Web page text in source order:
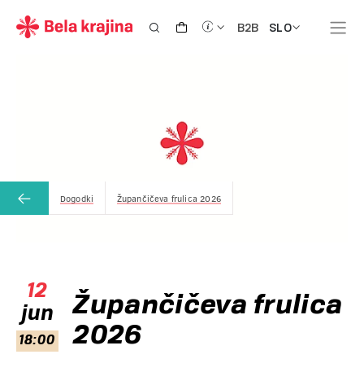
B2B SLO
Dogodki Župančičeva frulica 2026
12
jun
18:00
Župančičeva frulica
2026